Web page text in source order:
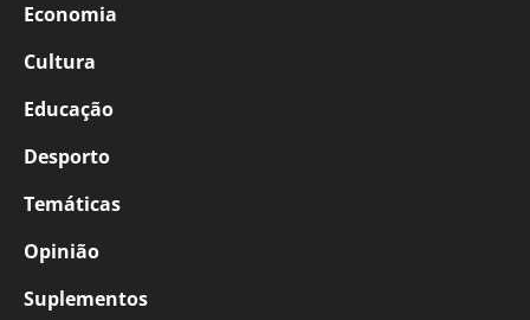
Economia
Cultura
Educação
Desporto
Temáticas
Opinião
Suplementos